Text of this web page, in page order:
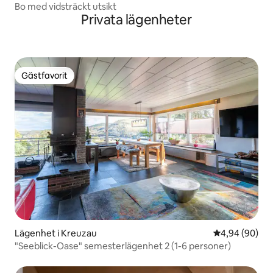
Bo med vidsträckt utsikt
Privata lägenheter
Gästfavorit
Gästfavorit
Lägenhet i Kreuzau 4,94 av 5 i
4,94 (90)
"Seeblick-Oase" semesterlägenhet 2 (1-6 personer)